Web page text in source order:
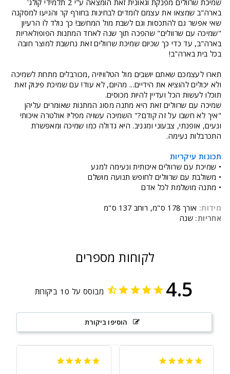
בארה"ב שמצאו את עצמם לומדים לבחינות בחורף קר והגיעו למסקנה
שאי אפשר גם להתכסות וגם לשבת מול המחשב! כך נולד לו הרעיון
"שמיכה עם שרוולים" שהפכה תוך שנה לאחד המתנות הפופולאריות
בארה"ב, עד כדי כך שכיום שמיכת שרוולים זאת נחשבת למוצר חובה
בכל בית בארה"ב!
תארו לעצמכם שאתם יושבים מול הטלוויזיה ,מכורבלים מתחת לשמיכה
ולא יכולים להוציא את הידיים... מהיום, לא עוד! עם שמיכת פינוק זאת
תוכלו לעשות הכל ועדיין להיות מכוסים.
שמיכה עם שרוולים זאת היא מתנה מסוג המתנות שאומרים עליהן
"איך לא חשבו על זה קודם?" השמיכה עשויה מפליז אולטרה איכותי
ונעים, אופנתי, צבעוני ומגניב. היא גדולה כמו שמיכה ומאפשרת
התכרבלות נעימה.
תכונות עיקריות
• שמיכת עם שרוולים איכותית ונעימה למגע
• משולבת עם שרוולים לחופש תנועה מושלם
• מתנה מושלמת לכל אדם
מידות: אורך 178 ס"מ, רוחב 137 ס"מ
אחריות: שנה
לקוחות מספרים
4.5 מבוסס על 10 ביקורות
הוסיפו ביקורת